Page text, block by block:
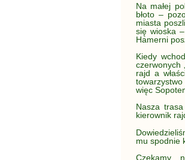
Na małej
błoto –
miasta
się wioska
Hamerni
Kiedy
czerwonych
rajd a
więc
Nasza
kierownik
mu spodnie
Czekamy